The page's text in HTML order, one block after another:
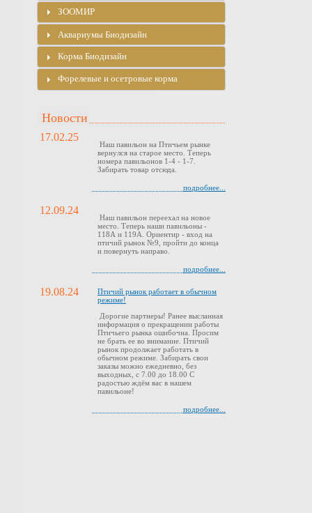
ЗООМИР
Аквариумы Биодизайн
Корма Биодизайн
Форелевые и осетровые корма
Новости
17.02.25
Наш павильон на Птичьем рынке
вернулся на старое место. Теперь
номера павильонов 1-4 - 1-7.
Забирать товар отсюда.
подробнее...
12.09.24
Наш павильон переехал на новое
место. Теперь наши павильоны -
118А и 119А. Ориентир - вход на
птичий рынок №9, пройти до конца
и повернуть направо.
подробнее...
19.08.24
Птичий рынок работает в обычном
режиме!
Дорогие партнеры! Ранее высланная
информация о прекращении работы
Птичьего рынка ошибочна. Просим
не брать ее во внимание. Птичий
рынок продолжает работать в
обычном режиме. Забирать свои
заказы можно ежедневно, без
выходных, с 7.00 до 18.00 С
радостью ждём вас в нашем
павильоне!
подробнее...